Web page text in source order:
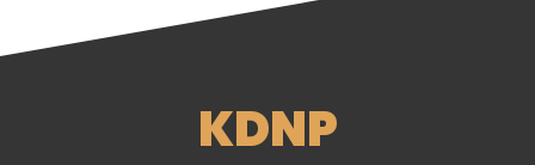
KDNP